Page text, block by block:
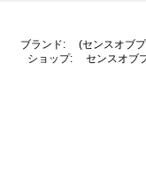
ブランド: (センスオブ
ショップ: センスオブ